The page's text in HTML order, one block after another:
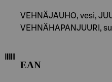
VEHNÄJAUHO, vesi,
VEHNÄHAPANJUURI,
EAN